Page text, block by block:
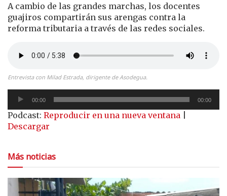
A cambio de las grandes marchas, los docentes
guajiros compartirán sus arengas contra la
reforma tributaria a través de las redes sociales.
Entrevista con Milad Estrada, dirigente de Asodegua.
Reproductor
de
audio
00:00 00:00
Podcast: Reproducir en una nueva ventana
Descargar
Más noticias